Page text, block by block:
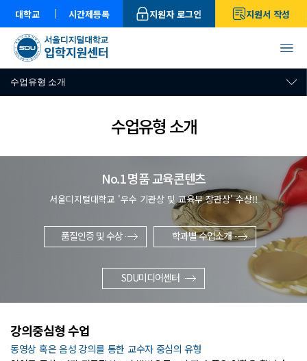
대학교 시간제등록 지원자 로그인 지원서 작성
수업유형 소개
수업유형 소개
No.1 명품 교육콘텐츠
서울디지털대학교 '우수 기관상 및 교육부 장관상' 수상!!
품질인증 및 수상 학과별 수업소개
SDU미디어센터
강의중심형 수업
동영상 혹은 음성 강의를 통한 교수자 중심의 유형